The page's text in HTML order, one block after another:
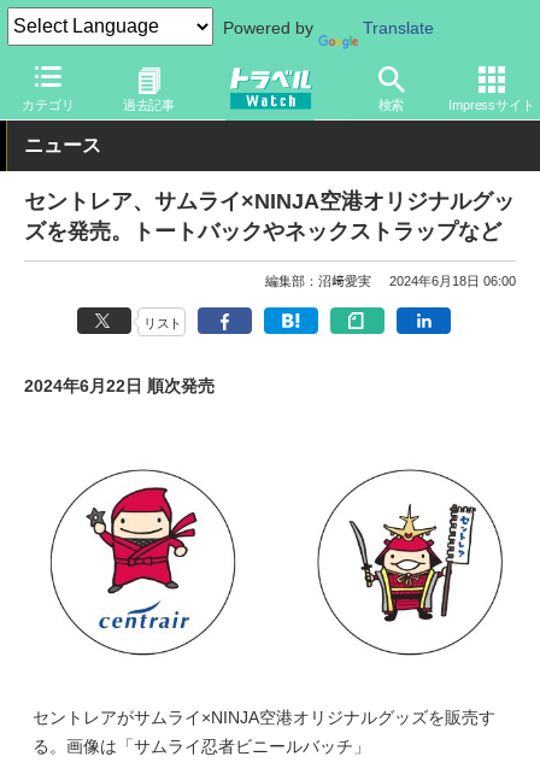
Powered by Translate
カテゴリ 過去記事 検索 Impressサイト
トラベル Watch 旅の方法 空旅 空港
ニュース
セントレア、サムライ×NINJA空港オリジナルグッ
ズを発売。トートバックやネックストラップなど
編集部：沼﨑愛実 2024年6月18日 06:00
リスト
2024年6月22日 順次発売
セントレアがサムライ×NINJA空港オリジナルグッズを販売す
る。画像は「サムライ忍者ビニールバッチ」